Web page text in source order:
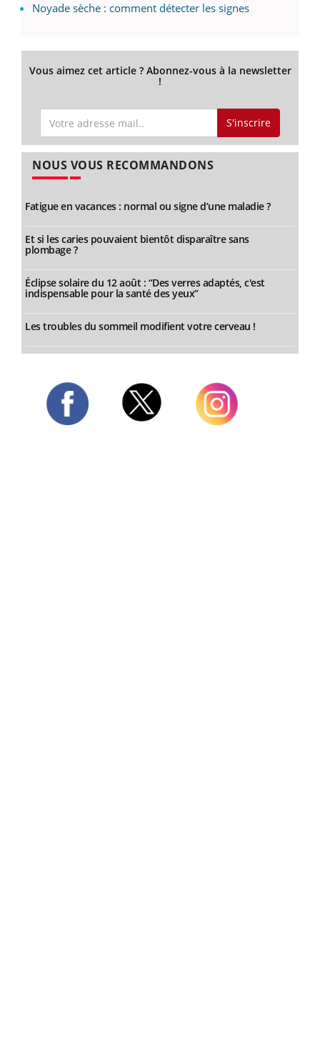
Noyade sèche : comment détecter les signes
Vous aimez cet article ? Abonnez-vous à la newsletter
!
S'inscrire
NOUS VOUS RECOMMANDONS
Fatigue en vacances : normal ou signe d’une maladie ?
Et si les caries pouvaient bientôt disparaître sans
plombage ?
Éclipse solaire du 12 août : “Des verres adaptés, c'est
indispensable pour la santé des yeux”
Les troubles du sommeil modifient votre cerveau !